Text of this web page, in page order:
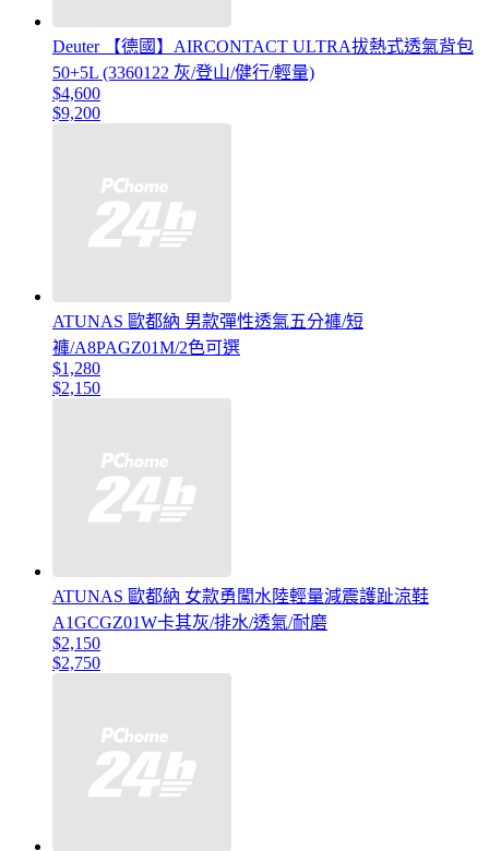
Deuter 【德國】AIRCONTACT ULTRA拔熱式透氣背包
50+5L (3360122 灰/登山/健行/輕量)
$4,600
$9,200
ATUNAS 歐都納 男款彈性透氣五分褲/短
褲/A8PAGZ01M/2色可選
$1,280
$2,150
ATUNAS 歐都納 女款勇闖水陸輕量減震護趾涼鞋
A1GCGZ01W卡其灰/排水/透氣/耐磨
$2,150
$2,750